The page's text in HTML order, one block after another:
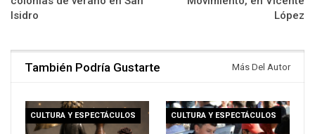
Isidro
López
También Podría Gustarte Más Del Autor
CULTURA Y ESPECTÁCULOS CULTURA Y ESPECTÁCULOS